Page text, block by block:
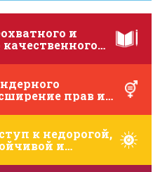
и
прав и
к недорогой,
и